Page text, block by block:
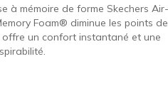
à mémoire de forme Skechers Air-
Foam® diminue les points de
offre un confort instantané et une